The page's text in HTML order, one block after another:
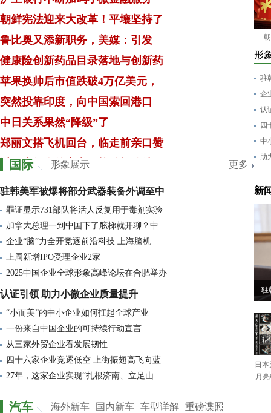
张雪峰去世不到2天，私生活越扒
平安银行上海新天地支行暨私行中
白宫晚宴摇滚乐，高市当场“发疯
伊朗第46轮反击！美军轰炸哈尔克
驻韩美军被爆将部分武器装备外调
青海一垮塌大桥21份合同里竟有
俄乌冲突进入第五年：战争天平真
不宣而战，俄军发起“斩首行动”
谢贤与年轻伴侣Coco之间的这段跨
随着2026年春节假期的临近，如果
若中日再次爆发战争，日本结局会
泰国选出新总理，阿努廷爆冷胜出
形
驻
企
认
四
中
助
国际 形象展示 更多
驻韩美军被爆将部分武器装备外调至中
罪证显示731部队将活人反复用于毒剂实验
加拿大总理一到中国下了舷梯就开聊？中
企业“脑”力全开竞逐前沿科技 上海脑机
上周新增IPO受理企业2家
2025中国企业全球形象高峰论坛在合肥举办
认证引领 助力小微企业质量提升
“小而美”的中小企业如何扛起全球产业
一份来自中国企业的可持续行动宣言
从三家外贸企业看发展韧性
四十六家企业竞逐低空 上街振翅高飞向蓝
27年，这家企业实现“扎根济南、立足山
新
驻
日
月
汽车 海外新车 国内新车 车型详解 重磅谍照